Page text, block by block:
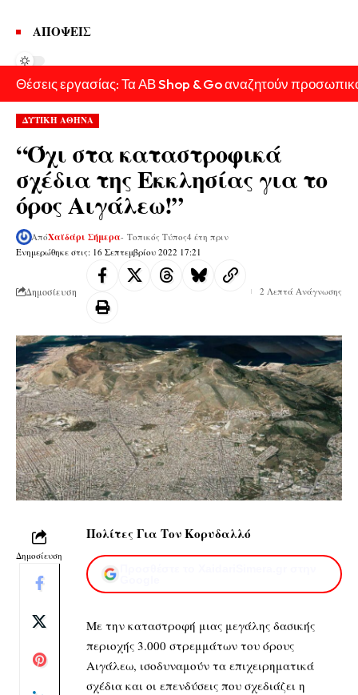
ΑΠΟΨΕΙΣ
Θέσεις εργασίας: Τα ΑΒ Shop & Go αναζητούν
ΔΥΤΙΚΗ ΑΘΗΝΑ
“Όχι στα καταστροφικά
σχέδια της Εκκλησίας για το
όρος Αιγάλεω!”
Ενημερώθηκε στις: 16 Σεπτεμβρίου 2022 17:21
ΑπόΧαϊδάρι Σήμερα- Τοπικός Τύπος4 έτη πριν
Δημοσίευση 2 Λεπτά Ανάγνωσης
Δημοσίευση
Πολίτες Για Τον Κορυδαλλό
Με την καταστροφή μιας μεγάλης δασικής
περιοχής 3.000 στρεμμάτων του όρους
Αιγάλεω, ισοδυναμούν τα επιχειρηματικά
σχέδια και οι επενδύσεις που σχεδιάζει η